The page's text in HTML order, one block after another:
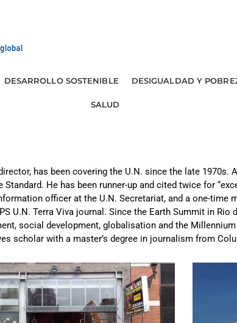
DESARROLLO SOSTENIBLE DESIGUALDAD Y
SALUD
has been covering the U.N. since the late 1970s.
He has been runner-up and cited twice for
officer at the U.N. Secretariat, and a one-time
U.N. Terra Viva journal. Since the Earth Summit in Rio
social development, globalisation and the
scholar with a master’s degree in journalism from